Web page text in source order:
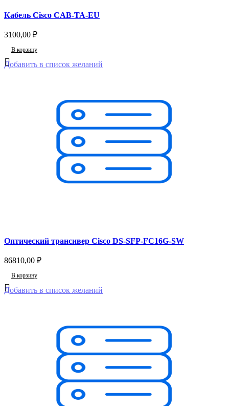
Кабель Cisco CAB-TA-EU
3100,00 ₽
В корзину
Добавить в список желаний
Оптический трансивер Cisco DS-SFP-FC16G-SW
86810,00 ₽
В корзину
Добавить в список желаний